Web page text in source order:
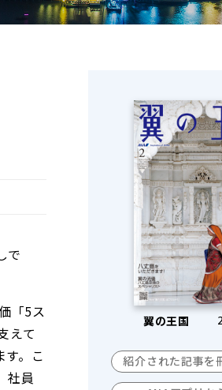
で
「5ス
えて
。こ
社員
翼の王国
紹介された記事を